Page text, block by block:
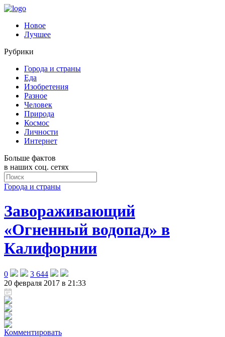
Новое
Лучшее
Рубрики
Города и страны
Еда
Изобретения
Разное
Человек
Природа
Космос
Личности
Интернет
Больше фактов
в наших соц. сетях
Города и страны
Завораживающий
«Огненный водопад» в
Калифорнии
0
3 644
20 февраля 2017 в 21:33
Комментировать